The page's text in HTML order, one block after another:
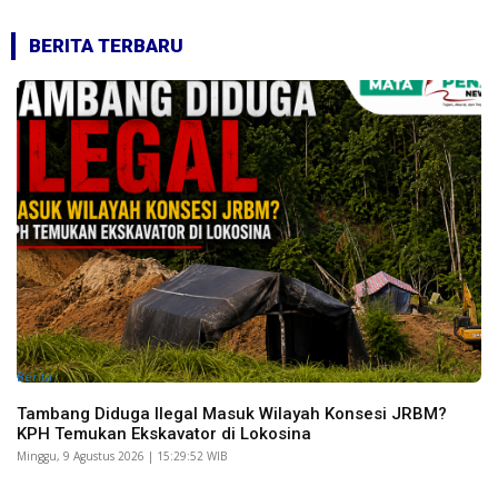
BERITA TERBARU
Berita
Tambang Diduga Ilegal Masuk Wilayah Konsesi JRBM?
KPH Temukan Ekskavator di Lokosina
Minggu, 9 Agustus 2026 | 15:29:52 WIB